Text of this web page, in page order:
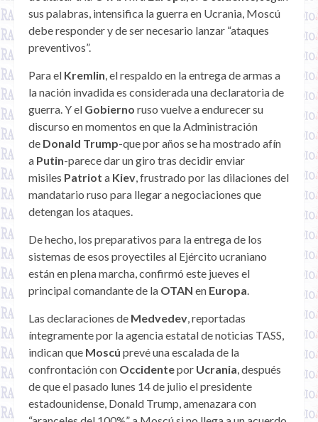
sus palabras, intensifica la guerra en Ucrania, Moscú
debe responder y de ser necesario lanzar “ataques
preventivos”.
Para el Kremlin, el respaldo en la entrega de armas a
la nación invadida es considerada una declaratoria de
guerra. Y el Gobierno ruso vuelve a endurecer su
discurso en momentos en que la Administración
de Donald Trump-que por años se ha mostrado afín
a Putin-parece dar un giro tras decidir enviar
misiles Patriot a Kiev, frustrado por las dilaciones del
mandatario ruso para llegar a negociaciones que
detengan los ataques.
De hecho, los preparativos para la entrega de los
sistemas de esos proyectiles al Ejército ucraniano
están en plena marcha, confirmó este jueves el
principal comandante de la OTAN en Europa.
Las declaraciones de Medvedev, reportadas
íntegramente por la agencia estatal de noticias TASS,
indican que Moscú prevé una escalada de la
confrontación con Occidentepor Ucrania, después
de que el pasado lunes 14 de julio el presidente
estadounidense, Donald Trump, amenazara con